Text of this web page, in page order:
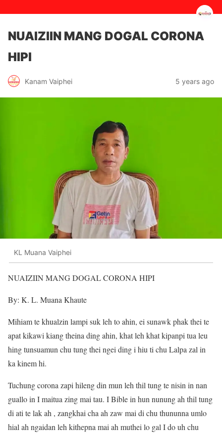
NUAIZIIN MANG DOGAL CORONA
HIPI
Kanam Vaiphei 5 years ago
KL Muana Vaiphei
NUAIZIIN MANG DOGAL CORONA HIPI
By: K. L. Muana Khaute
Mihiam te khualzin lampi suk leh to ahin, ei sunawk phak thei te
apat kikawi kiang theina ding ahin, khat leh khat kipanpi tua leu
hing tunsuamun chu tung thei ngei ding i hiu ti chu Lalpa zal in
ka kinem hi.
Tuchung corona zapi hileng din mun leh thil tung te nisin in nan
guallo in I maitua zing mai tau. I Bible in hun nunung ah thil tung
di ati te lak ah , zangkhai cha ah zaw mai di chu thununna umlo
hial ah ngaidan leh kithepna mai ah muthei lo gal I do uh chu